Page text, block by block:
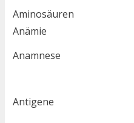
Aminosäuren
Anämie
Anamnese
Antigene